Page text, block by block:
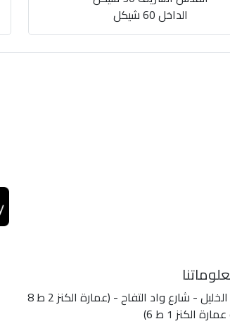
الداخل 60 شيكل
الخليل - شارع واد التفاح - (عمارة الكنز 2 ط 8
الكنز 1 ط 6)